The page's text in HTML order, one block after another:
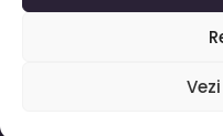
© 2024 BucheteBucuresti.Ro,